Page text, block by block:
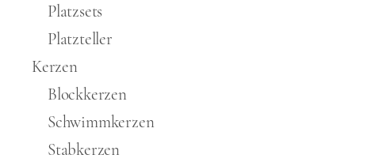
Platzsets
Platzteller
Kerzen
Blockkerzen
Schwimmkerzen
Stabkerzen